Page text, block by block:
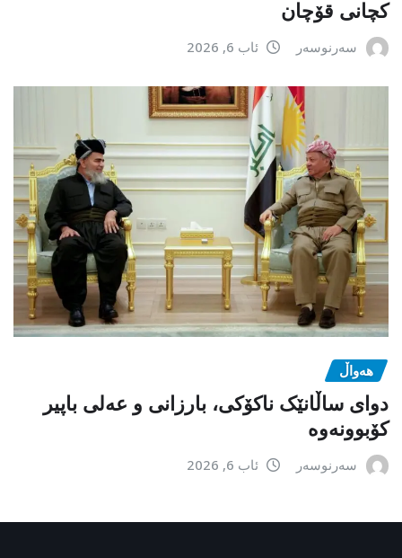
کچانی قۆچان
سەرنوسەر ئاب 6, 2026
هەواڵ
دوای ساڵانێک ناکۆکی، بارزانی و عەلی باپیر
کۆبوونەوە
سەرنوسەر ئاب 6, 2026